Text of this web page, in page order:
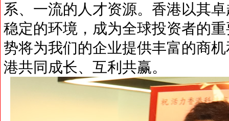
系、一流的人才资源。香港以其
稳定的环境，成为全球投资者的
势将为我们的企业提供丰富的商
港共同成长、互利共赢。